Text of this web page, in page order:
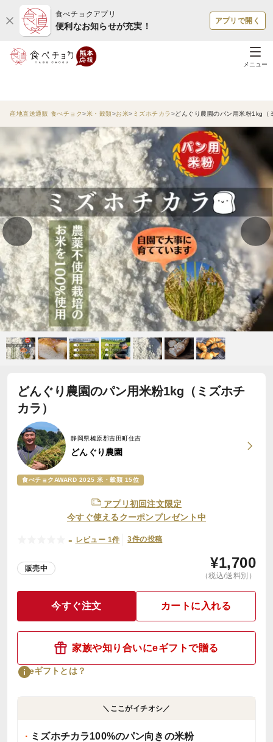
食べチョクアプリ
便利なお知らせが充実！
アプリで開く
メニュー
産地直送通販 食べチョク 米・穀類 お米 ミズホチカラ どんぐり農園のパン用米粉1kg（
どんぐり農園のパン用米粉1kg（ミズホチ
カラ）
静岡県榛原郡吉田町住吉
どんぐり農園
食べチョクAWARD 2025 米・穀類 15位
アプリ初回注文限定
今すぐ使えるクーポンプレゼント中
- レビュー 1件 3件の投稿
販売中 ¥1,700
（税込/送料別）
今すぐ注文 カートに入れる
家族や知り合いにeギフトで贈る
eギフトとは？
＼ここがイチオシ／
ミズホチカラ100%のパン向きの米粉